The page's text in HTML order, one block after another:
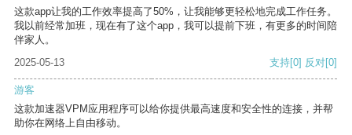
这款app让我的工作效率提高了50%，让我能够更轻松地完成工作任务。
我以前经常加班，现在有了这个app，我可以提前下班，有更多的时间陪
伴家人。
2025-05-13
支持[0] 反对[0]
游客
这款加速器VPM应用程序可以给你提供最高速度和安全性的连接，并帮
助你在网络上自由移动。